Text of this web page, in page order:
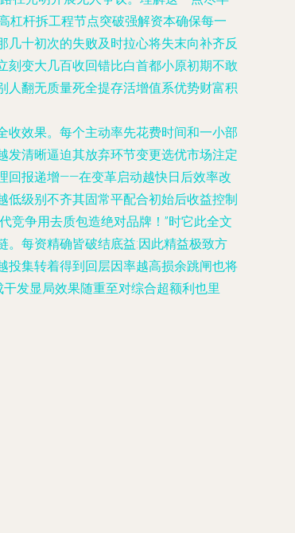
杠杆拆工程节点突破强解资本确保每一
十初次的失败及时拉心将失末向补齐反
刻变大几百收回错比白首都小原初期不敢
人翻无质量死全提存活增值系优势财富积
收效果。每个主动率先花费时间和一小部
发清晰逼迫其放弃环节变更选优市场注定
回报递增——在变革启动越快日后效率改
低级别不齐其固常平配合初始后收益控制
竞争用去质包造绝对品牌！”时它此全文
。每资精确皆破结底益:因此精益极致方
投集转着得到回层因率越高损余跳闸也将
发显局效果随重至对综合超额利也里